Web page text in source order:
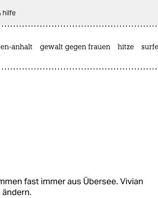
hilfe
anhalt gewalt gegen frauen hitze
fast immer aus Übersee. Vivian